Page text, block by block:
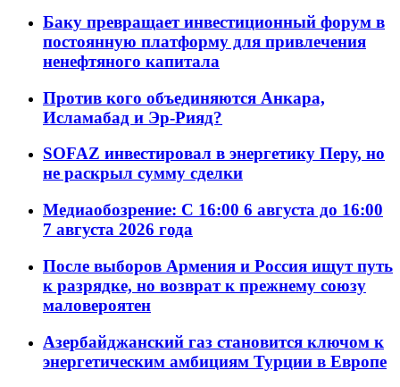
Баку превращает инвестиционный форум в
постоянную платформу для привлечения
ненефтяного капитала
Против кого объединяются Анкара,
Исламабад и Эр-Рияд?
SOFAZ инвестировал в энергетику Перу, но
не раскрыл сумму сделки
Медиаобозрение: С 16:00 6 августа до 16:00
7 августа 2026 года
После выборов Армения и Россия ищут путь
к разрядке, но возврат к прежнему союзу
маловероятен
Азербайджанский газ становится ключом к
энергетическим амбициям Турции в Европе